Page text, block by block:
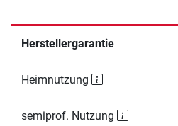
Herstellergarantie
Heimnutzung
semiprof. Nutzung